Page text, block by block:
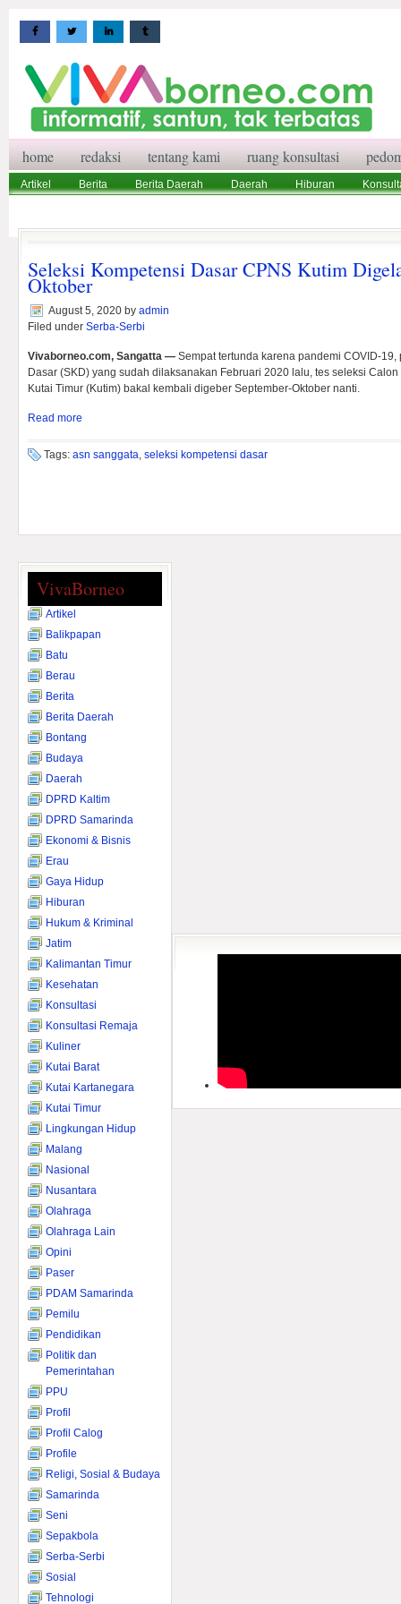
home redaksi tentang kami ruang konsultasi
Artikel Berita Berita Daerah Daerah Hiburan
Seleksi Kompetensi Dasar CPNS Kutim
Oktober
August 5, 2020 by admin
Filed under Serba-Serbi
Vivaborneo.com, Sangatta — Sempat tertunda karena pandemi COVID-
Dasar (SKD) yang sudah dilaksanakan Februari 2020 lalu, tes seleksi
Kutai Timur (Kutim) bakal kembali digeber September-Oktober nanti.
Read more
Tags: asn sanggata, seleksi kompetensi dasar
VivaBorneo
Artikel
Balikpapan
Batu
Berau
Berita
Berita Daerah
Bontang
Budaya
Daerah
DPRD Kaltim
DPRD Samarinda
Ekonomi & Bisnis
Erau
Gaya Hidup
Hiburan
Hukum & Kriminal
Jatim
Kalimantan Timur
Kesehatan
Konsultasi
Konsultasi Remaja
Kuliner
Kutai Barat
Kutai Kartanegara
Kutai Timur
Lingkungan Hidup
Malang
Nasional
Nusantara
Olahraga
Olahraga Lain
Opini
Paser
PDAM Samarinda
Pemilu
Pendidikan
Politik dan
Pemerintahan
PPU
Profil
Profil Calog
Profile
Religi, Sosial & Budaya
Samarinda
Seni
Sepakbola
Serba-Serbi
Sosial
Tehnologi